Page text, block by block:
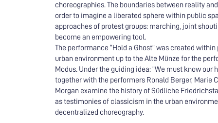
choreographies. The boundaries between reality
order to imagine a liberated sphere within public
approaches of protest groups: marching, joint
become an empowering tool.
The performance “Hold a Ghost” was created
urban environment up to the Alte Münze for the
Modus. Under the guiding idea: “We must know
together with the performers Ronald Berger, Marie
Morgan examine the history of Südliche
as testimonies of classicism in the urban
decentralized choreography.